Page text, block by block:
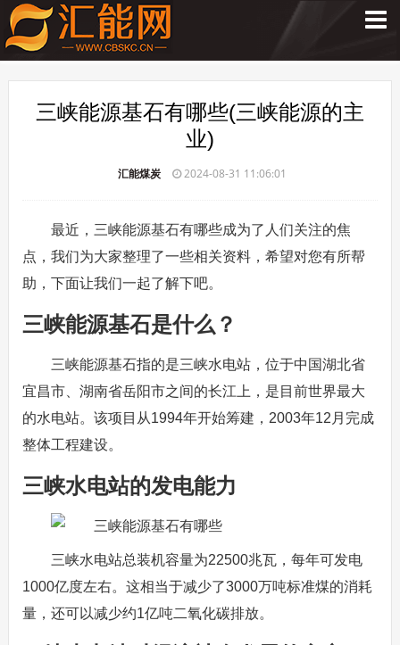
三峡能源基石有哪些(三峡能源的主
业)
汇能煤炭 2024-08-31 11:06:01
最近，三峡能源基石有哪些成为了人们关注的焦
点，我们为大家整理了一些相关资料，希望对您有所帮
助，下面让我们一起了解下吧。
三峡能源基石是什么？
三峡能源基石指的是三峡水电站，位于中国湖北省
宜昌市、湖南省岳阳市之间的长江上，是目前世界最大
的水电站。该项目从1994年开始筹建，2003年12月完成
整体工程建设。
三峡水电站的发电能力
三峡水电站总装机容量为22500兆瓦，每年可发电
1000亿度左右。这相当于减少了3000万吨标准煤的消耗
量，还可以减少约1亿吨二氧化碳排放。